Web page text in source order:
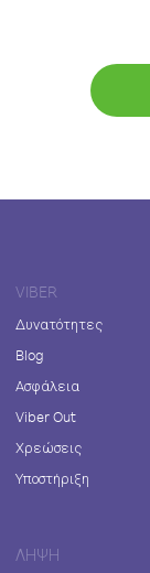
VIBER
Δυνατότητες
Blog
Ασφάλεια
Viber Out
Χρεώσεις
Υποστήριξη
ΛΉΨΗ